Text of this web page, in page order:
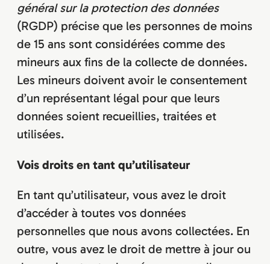
général sur la protection des données
(RGDP) précise que les personnes de moins
de 15 ans sont considérées comme des
mineurs aux fins de la collecte de données.
Les mineurs doivent avoir le consentement
d’un représentant légal pour que leurs
données soient recueillies, traitées et
utilisées.
Vois droits en tant qu’utilisateur
En tant qu’utilisateur, vous avez le droit
d’accéder à toutes vos données
personnelles que nous avons collectées. En
outre, vous avez le droit de mettre à jour ou